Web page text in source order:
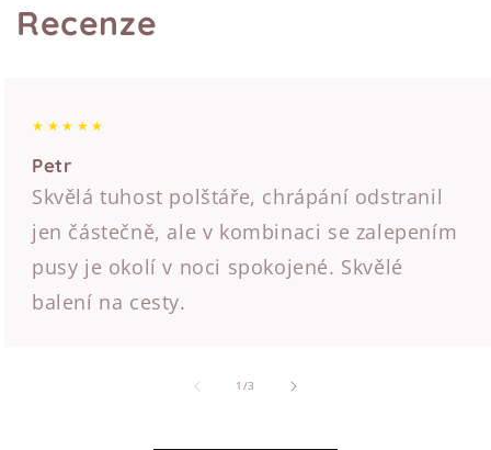
Recenze
★ ★ ★ ★ ★
Petr
Skvělá tuhost polštáře, chrápání odstranil
jen částečně, ale v kombinaci se zalepením
pusy je okolí v noci spokojené. Skvělé
balení na cesty.
1 /z3